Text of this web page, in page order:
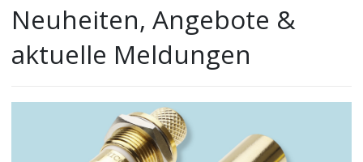
Neuheiten, Angebote &
aktuelle Meldungen